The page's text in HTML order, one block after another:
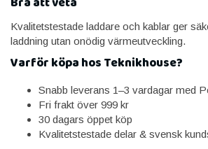
Kvalitetstestade laddare och kablar ger
laddning utan onödig värmeutveckling.
Varför köpa hos Teknikhouse?
Snabb leverans 1–3 vardagar med
Fri frakt över 999 kr
30 dagars öppet köp
Kvalitetstestade delar & svensk